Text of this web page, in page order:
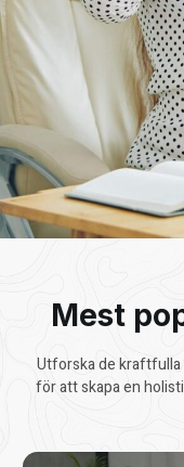
Mest
Utforska de kraftfulla
för att skapa en